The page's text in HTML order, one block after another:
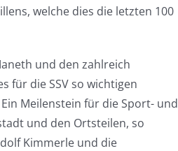
welche dies die letzten 100
und den zahlreich
für die SSV so wichtigen
Meilenstein für die Sport- und
und den Ortsteilen, so
Kimmerle und die